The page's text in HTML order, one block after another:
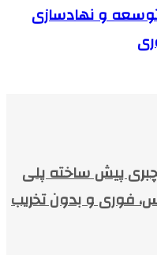
و نهادسازی
پیش ساخته پلی
فوری و بدون تخریب